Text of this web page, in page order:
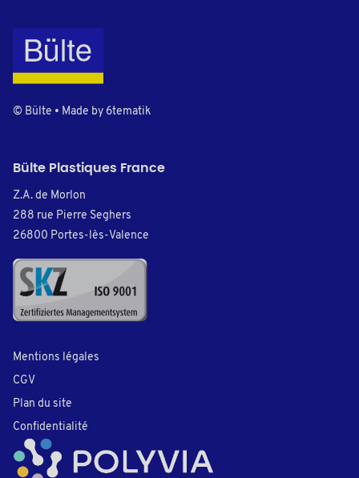
© Bülte • Made by 6tematik
Bülte Plastiques France
Z.A. de Morlon
288 rue Pierre Seghers
26800 Portes-lès-Valence
Mentions légales
CGV
Plan du site
Confidentialité